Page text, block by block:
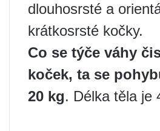
dlouhosrsté a
krátkosrsté kočky.
Co se týče váhy
koček, ta se
20 kg. Délka těla je